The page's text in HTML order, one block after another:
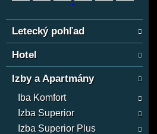
Letecký pohľad
Hotel
Izby a Apartmány
Iba Komfort
Izba Superior
Izba Superior Plus